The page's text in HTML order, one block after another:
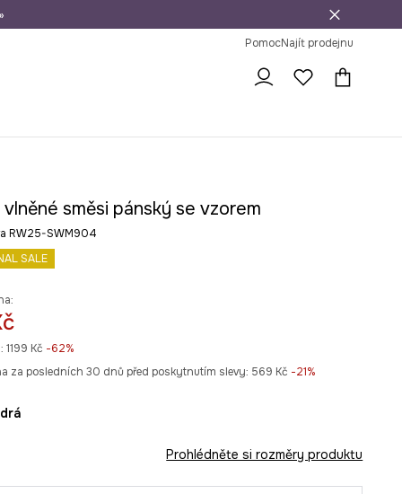
na vrácení zboží
PomocNajít prodejnu
směsi pánský se vzorem
RW25-SWM904
SALE
1199 Kč -62%
za posledních 30 dnů před poskytnutím slevy: 569 Kč -21%
Prohlédněte si rozměry produktu